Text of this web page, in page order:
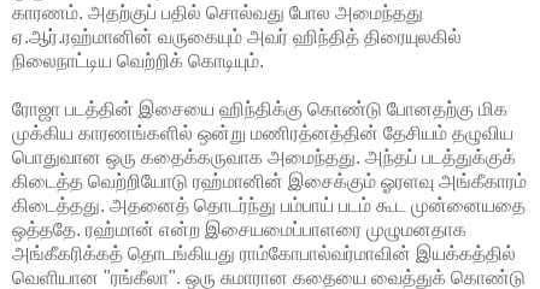
காரணம். அதற்குப் பதில் சொல்வது போல அமைந்தது
ஏ.ஆர்.ரஹ்மானின் வருகையும் அவர் ஹிந்தித் திரையுலகில்
நிலைநாட்டிய வெற்றிக் கொடியும்.
ரோஜா படத்தின் இசையை ஹிந்திக்கு கொண்டு போனதற்கு மிக
முக்கிய காரணங்களில் ஒன்று மணிரத்னத்தின் தேசியம் தழுவிய
பொதுவான ஒரு கதைக்கருவாக அமைந்தது. அந்தப் படத்துக்குக்
கிடைத்த வெற்றியோடு ரஹ்மானின் இசைக்கும் ஓரளவு அங்கீகாரம்
கிடைத்தது. அதனைத் தொடர்ந்து பம்பாய் படம் கூட முன்னையதை
ஒத்ததே. ரஹ்மான் என்ற இசையமைப்பாளரை முழுமனதாக
அங்கீகரிக்கத் தொடங்கியது ராம்கோபால்வர்மாவின் இயக்கத்தில்
வெளியான "ரங்கீலா". ஒரு சுமாரான கதையை வைத்துக் கொண்டு